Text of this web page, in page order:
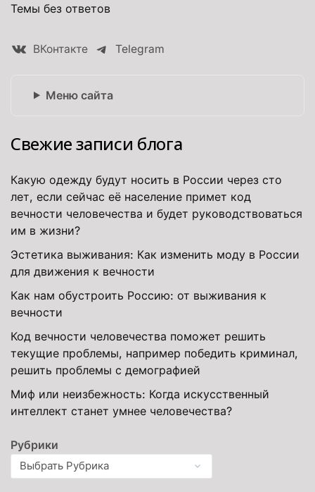
Темы без ответов
ВКонтакте Telegram
Меню сайта
Свежие записи блога
Какую одежду будут носить в России через сто
лет, если сейчас её население примет код
вечности человечества и будет руководствоваться
им в жизни?
Эстетика выживания: Как изменить моду в России
для движения к вечности
Как нам обустроить Россию: от выживания к
вечности
Код вечности человечества поможет решить
текущие проблемы, например победить криминал,
решить проблемы с демографией
Миф или неизбежность: Когда искусственный
интеллект станет умнее человечества?
Рубрики